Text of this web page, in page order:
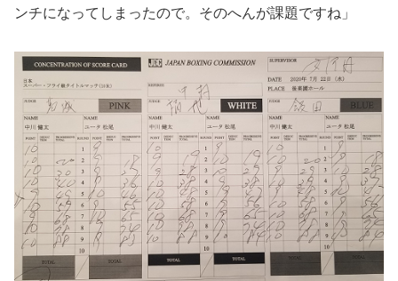
ンチになってしまったので。そのへんが課題ですね」